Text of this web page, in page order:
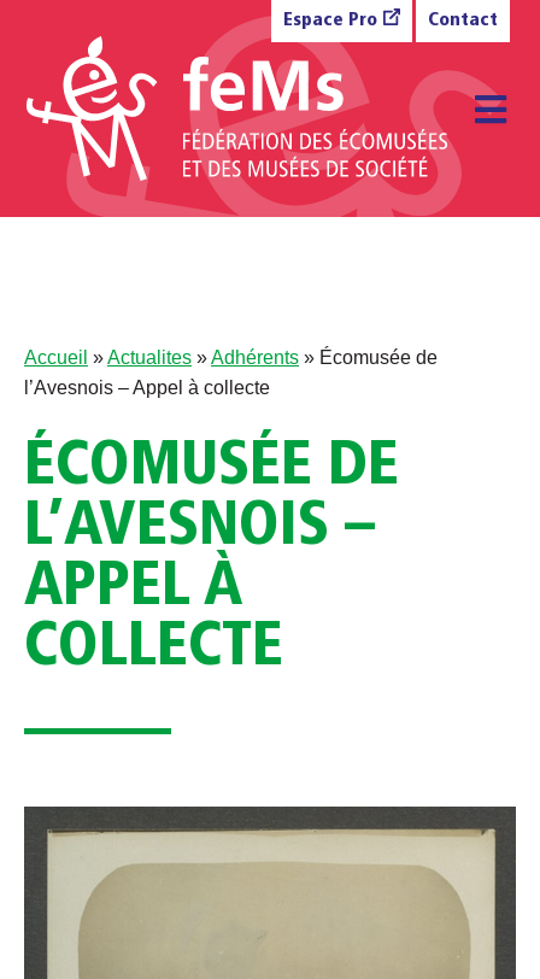
Espace Pro Contact
Accueil »Actualites »Adhérents » Écomusée de
l’Avesnois – Appel à collecte
ÉCOMUSÉE DE
L’AVESNOIS –
APPEL À
COLLECTE